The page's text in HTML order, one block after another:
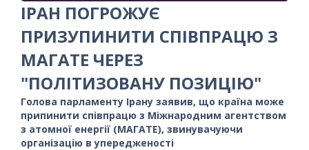
ІРАН ПОГРОЖУЄ
ПРИЗУПИНИТИ СПІВПРАЦЮ З
МАГАТЕ ЧЕРЕЗ
"ПОЛІТИЗОВАНУ ПОЗИЦІЮ"
Голова парламенту Ірану заявив, що країна може
припинити співпрацю з Міжнародним агентством
з атомної енергії (МАГАТЕ), звинувачуючи
організацію в упередженості